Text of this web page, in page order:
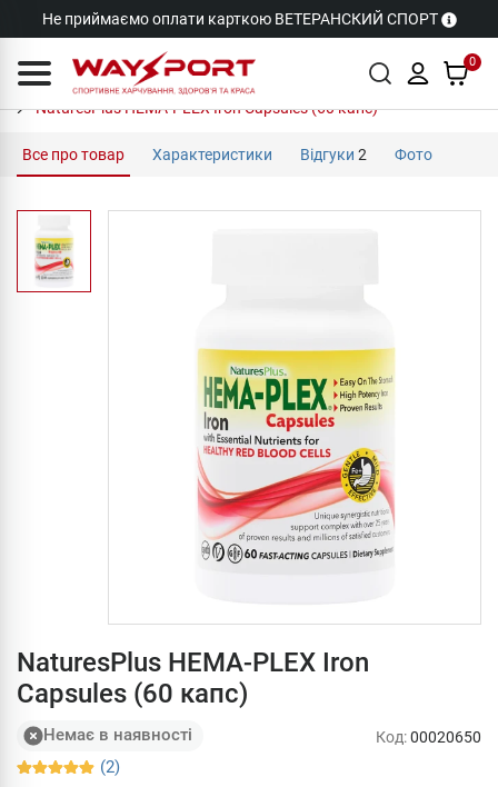
Не приймаємо оплати карткою ВЕТЕРАНСКИЙ СПОРТ
0
NaturesPlus HEMA-PLEX Iron Capsules (60 капс)
Все про товар Характеристики Відгуки 2 Фото
NaturesPlus HEMA-PLEX Iron
Capsules (60 капс)
Немає в наявності
(2)
Код:00020650